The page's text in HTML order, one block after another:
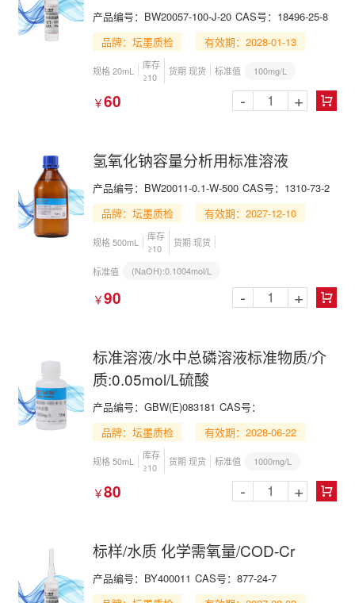
产品编号：BW20057-100-J-20 CAS号：18496-25-8
品牌：坛墨质检
有效期：2028-01-13
规格 20mL
库存
≥10
货期 现货 标准值 100mg/L
￥60 
- +
氢氧化钠容量分析用标准溶液
产品编号：BW20011-0.1-W-500 CAS号：1310-73-2
品牌：坛墨质检
有效期：2027-12-10
规格 500mL
库存
≥10
货期 现货
标准值 (NaOH):0.1004mol/L
￥90 
- +
标准溶液/水中总磷溶液标准物质/介
质:0.05mol/L硫酸
产品编号：GBW(E)083181 CAS号：
品牌：坛墨质检
有效期：2028-06-22
规格 50mL
库存
≥10
货期 现货 标准值 1000mg/L
￥80 
- +
标样/水质 化学需氧量/COD-Cr
产品编号：BY400011 CAS号：877-24-7